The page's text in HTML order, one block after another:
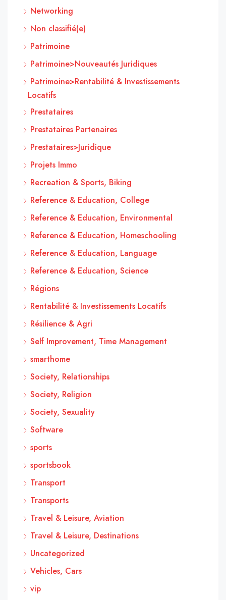
Networking
Non classifié(e)
Patrimoine
Patrimoine>Nouveautés Juridiques
Patrimoine>Rentabilité & Investissements
Locatifs
Prestataires
Prestataires Partenaires
Prestataires>Juridique
Projets Immo
Recreation & Sports, Biking
Reference & Education, College
Reference & Education, Environmental
Reference & Education, Homeschooling
Reference & Education, Language
Reference & Education, Science
Régions
Rentabilité & Investissements Locatifs
Résilience & Agri
Self Improvement, Time Management
smarthome
Society, Relationships
Society, Religion
Society, Sexuality
Software
sports
sportsbook
Transport
Transports
Travel & Leisure, Aviation
Travel & Leisure, Destinations
Uncategorized
Vehicles, Cars
vip